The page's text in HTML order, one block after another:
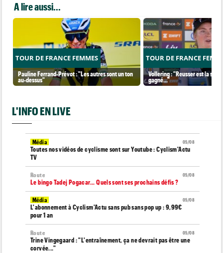
A lire aussi...
TOUR DE FRANCE FEMMES
Pauline Ferrand-Prévot : "Les autres sont un ton
au-dessus"
TOUR DE FRANCE
Vollering : "Reusser est la
gagné..."
L'INFO EN LIVE
05/08
Média
Toutes nos vidéos de cyclisme sont sur Youtube : Cyclism'Actu
TV
05/08
Route
Le bingo Tadej Pogacar... Quels sont ses prochains défis ?
05/08
Média
L'abonnement à Cyclism'Actu sans pub sans pop up : 9,99€
pour 1 an
05/08
Route
Trine Vingegaard : "L'entraînement, ça ne devrait pas être une
corvée..."